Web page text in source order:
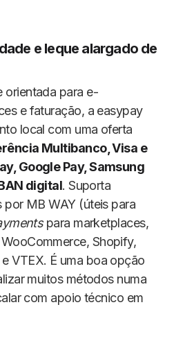
e leque alargado de
orientada para e-
e faturação, a easypay
local com uma oferta
Multibanco, Visa e
Google Pay, Samsung
digital. Suporta
MB WAY (úteis para
para marketplaces,
Shopify,
VTEX. É uma boa opção
muitos métodos numa
com apoio técnico em